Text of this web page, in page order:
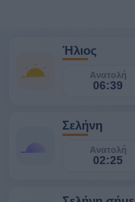
Ήλιος
Ανατολή
06:39
Σελήνη
Ανατολή
02:25